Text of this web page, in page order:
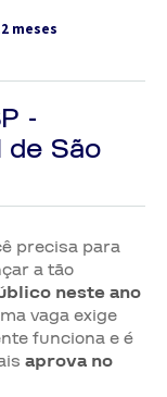
meses
-
de São
precisa para
a tão
neste ano
vaga exige
funciona e é
aprova no